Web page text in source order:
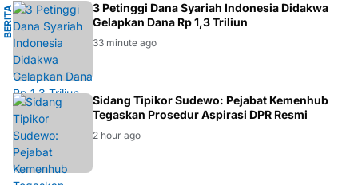
B
E
R
I
T
A
H
U
K
UM
3 Petinggi Dana Syariah Indonesia Didakwa
Gelapkan Dana Rp 1,3 Triliun
33 minute ago
HUKUM
Sidang Tipikor Sudewo: Pejabat Kemenhub
Tegaskan Prosedur Aspirasi DPR Resmi
2 hour ago